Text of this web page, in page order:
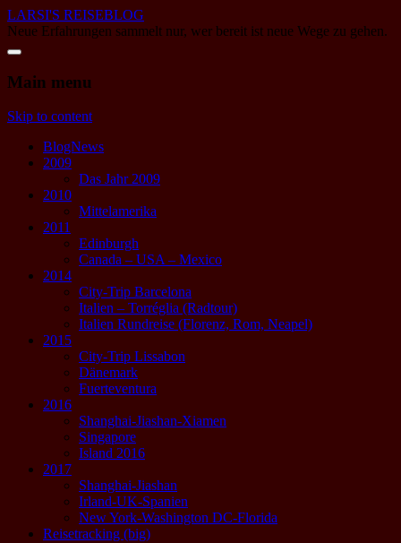
LARSI'S REISEBLOG
Neue Erfahrungen sammelt nur, wer bereit ist neue Wege zu gehen.
Main menu
Skip to content
BlogNews
2009
Das Jahr 2009
2010
Mittelamerika
2011
Edinburgh
Canada – USA – Mexico
2014
City-Trip Barcelona
Italien – Torréglia (Radtour)
Italien Rundreise (Florenz, Rom, Neapel)
2015
City-Trip Lissabon
Dänemark
Fuerteventura
2016
Shanghai-Jiashan-Xiamen
Singapore
Island 2016
2017
Shanghai-Jiashan
Irland-UK-Spanien
New York-Washington DC-Florida
Reisetracking (big)